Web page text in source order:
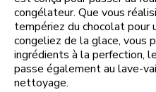
congélateur. Que vous
tempériez du chocolat pour
congeliez de la glace, vous
ingrédients à la perfection,
passe également au lave-
nettoyage.